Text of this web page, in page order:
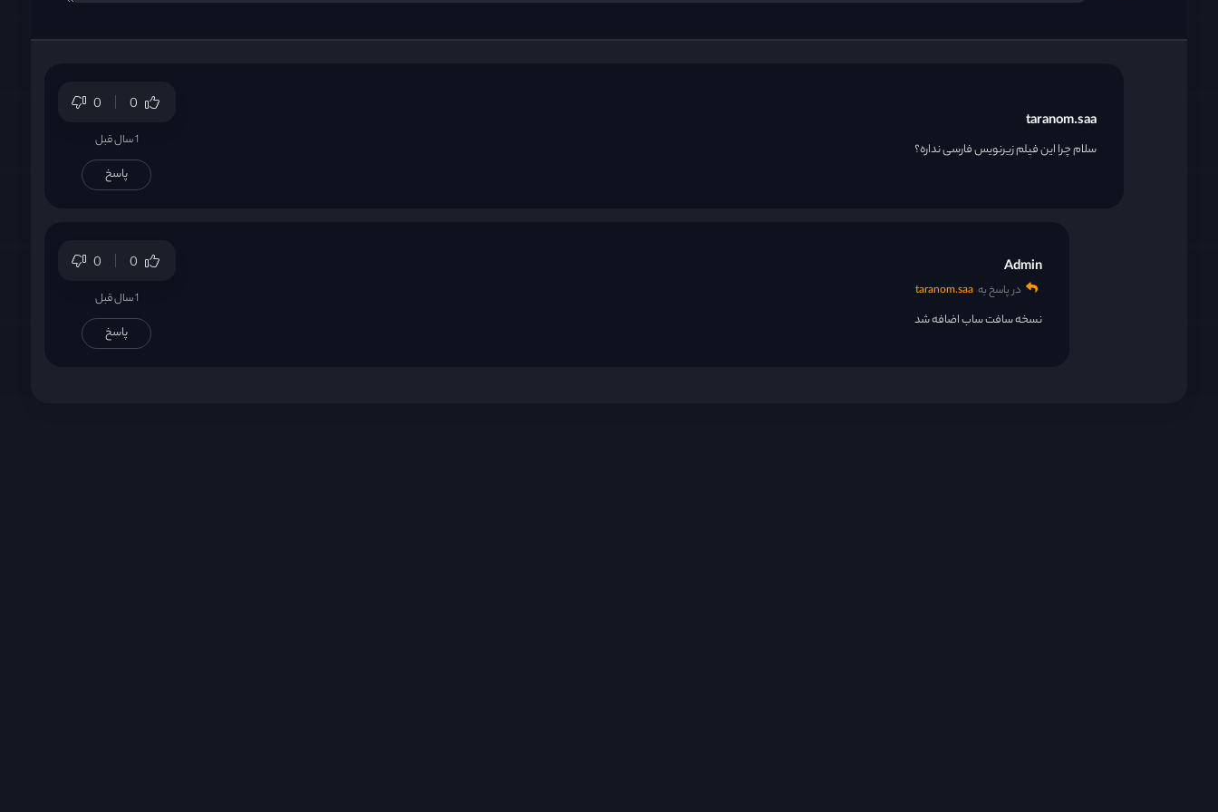
taranom.saa
سلام چرا این فیلم زیرنویس فارسی نداره؟
0 0
1 سال قبل
پاسخ
Admin
در پاسخ به taranom.saa
نسخه سافت ساب اضافه شد
0 0
1 سال قبل
پاسخ